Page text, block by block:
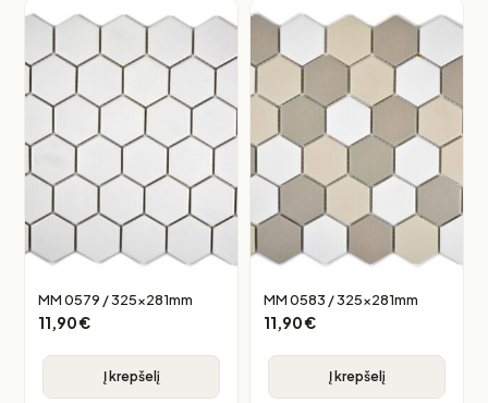
MM 0579 / 325x281mm
11,90€
Į krepšelį
MM 0583 / 325x281mm
11,90€
Į krepšelį